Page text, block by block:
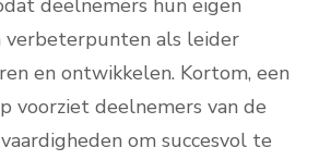
deelnemers hun eigen
als leider
en ontwikkelen. Kortom, een
voorziet deelnemers van de
om succesvol te